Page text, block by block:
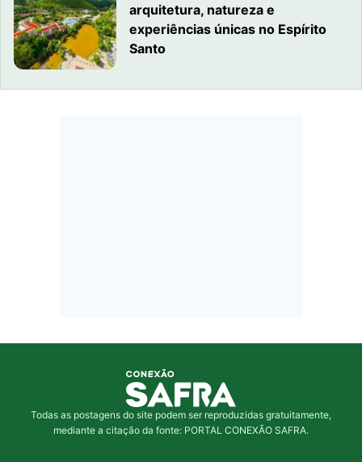
arquitetura, natureza e
experiências únicas no Espírito
Santo
Todas as postagens do site podem ser reproduzidas gratuitamente,
mediante a citação da fonte: PORTAL CONEXÃO SAFRA.